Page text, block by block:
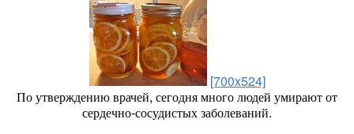
[700x524]
По утверждению врачей, сегодня много людей умирают от
сердечно-сосудистых заболеваний.